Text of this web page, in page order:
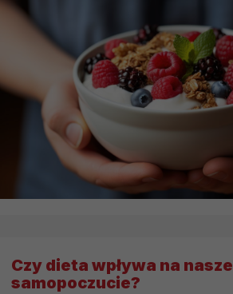
Czy dieta wpływa na nasze
samopoczucie?